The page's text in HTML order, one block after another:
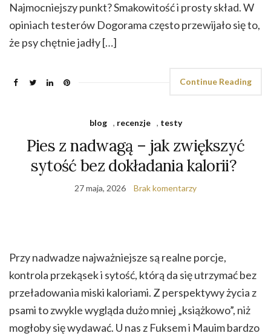
Najmocniejszy punkt? Smakowitość i prosty skład. W
opiniach testerów Dogorama często przewijało się to,
że psy chętnie jadły […]
Continue Reading
blog , recenzje , testy
Pies z nadwagą – jak zwiększyć
sytość bez dokładania kalorii?
27 maja, 2026 Brak komentarzy
Przy nadwadze najważniejsze są realne porcje,
kontrola przekąsek i sytość, którą da się utrzymać bez
przeładowania miski kaloriami. Z perspektywy życia z
psami to zwykle wygląda dużo mniej „książkowo”, niż
mogłoby się wydawać. U nas z Fuksem i Mauim bardzo